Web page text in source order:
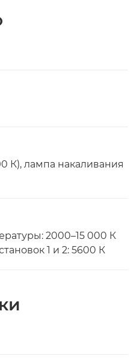
К), лампа накаливания
2000–15 000 К
1 и 2: 5600 К